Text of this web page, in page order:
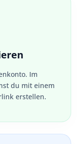
Im
du mit einem
erstellen.